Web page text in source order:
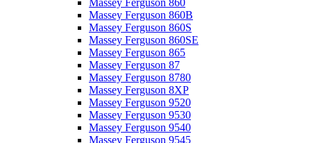
Massey Ferguson 860
Massey Ferguson 860B
Massey Ferguson 860S
Massey Ferguson 860SE
Massey Ferguson 865
Massey Ferguson 87
Massey Ferguson 8780
Massey Ferguson 8XP
Massey Ferguson 9520
Massey Ferguson 9530
Massey Ferguson 9540
Massey Ferguson 9545